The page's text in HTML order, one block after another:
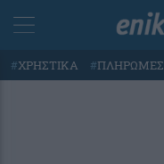
#ΧΡΗΣΤΙΚΑ #ΠΛΗΡΩΜΕΣ